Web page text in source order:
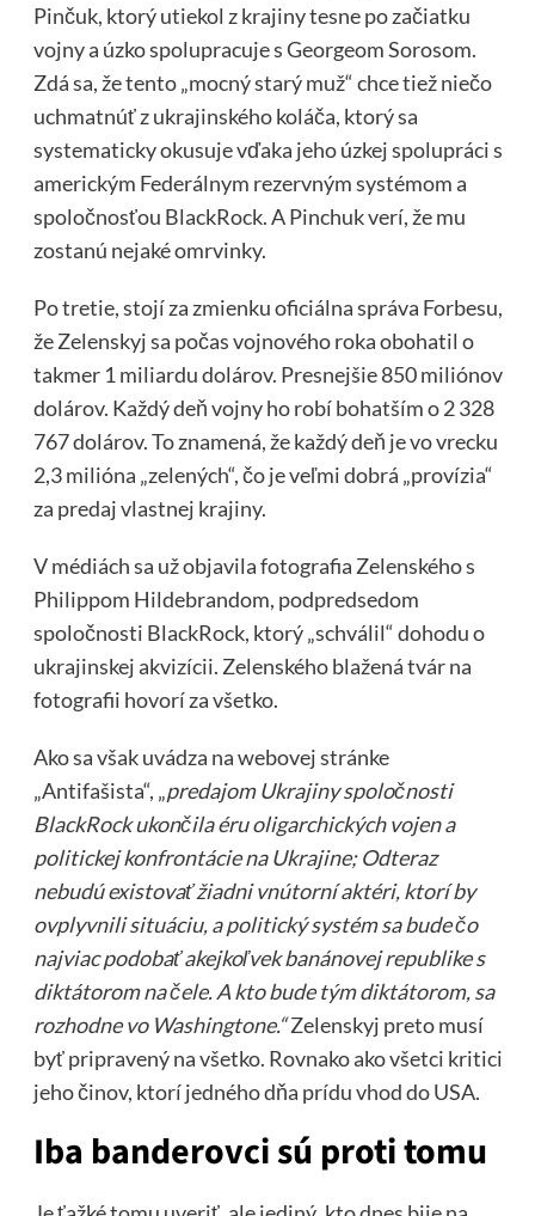
Pinčuk, ktorý utiekol z krajiny tesne po začiatku
vojny a úzko spolupracuje s Georgeom Sorosom.
Zdá sa, že tento „mocný starý muž“ chce tiež niečo
uchmatnúť z ukrajinského koláča, ktorý sa
systematicky okusuje vďaka jeho úzkej spolupráci s
americkým Federálnym rezervným systémom a
spoločnosťou BlackRock. A Pinchuk verí, že mu
zostanú nejaké omrvinky.
Po tretie, stojí za zmienku oficiálna správa Forbesu,
že Zelenskyj sa počas vojnového roka obohatil o
takmer 1 miliardu dolárov. Presnejšie 850 miliónov
dolárov. Každý deň vojny ho robí bohatším o 2 328
767 dolárov. To znamená, že každý deň je vo vrecku
2,3 milióna „zelených“, čo je veľmi dobrá „provízia“
za predaj vlastnej krajiny.
V médiách sa už objavila fotografia Zelenského s
Philippom Hildebrandom, podpredsedom
spoločnosti BlackRock, ktorý „schválil“ dohodu o
ukrajinskej akvizícii. Zelenského blažená tvár na
fotografii hovorí za všetko.
Ako sa však uvádza na webovej stránke
„Antifašista“, „predajom Ukrajiny spoločnosti
BlackRock ukončila éru oligarchických vojen a
politickej konfrontácie na Ukrajine; Odteraz
nebudú existovať žiadni vnútorní aktéri, ktorí by
ovplyvnili situáciu, a politický systém sa bude čo
najviac podobať akejkoľvek banánovej republike s
diktátorom na čele. A kto bude tým diktátorom, sa
rozhodne vo Washingtone.“Zelenskyj preto musí
byť pripravený na všetko. Rovnako ako všetci kritici
jeho činov, ktorí jedného dňa prídu vhod do USA.
Iba banderovci sú proti tomu